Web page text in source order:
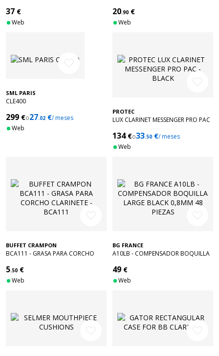
37 €
Web
20.90 €
Web
SML PARIS
CLE400
299 €o27.02 €/ meses
Web
PROTEC
LUX CLARINET MESSENGER PRO PAC
134€o33.50 €/ meses
Web
BUFFET CRAMPON
BCA111 - GRASA PARA CORCHO
5.50 €
Web
BG FRANCE
A10LB - COMPENSADOR BOQUILLA
49 €
Web